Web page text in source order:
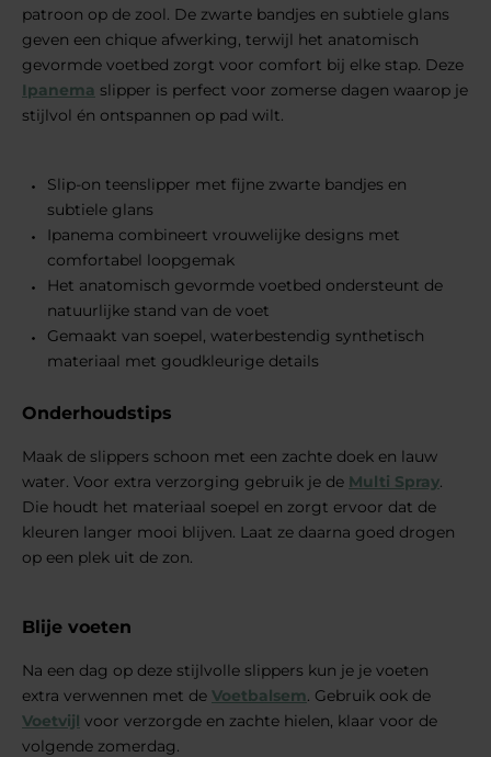
patroon op de zool. De zwarte bandjes en subtiele glans
geven een chique afwerking, terwijl het anatomisch
gevormde voetbed zorgt voor comfort bij elke stap. Deze
Ipanema slipper is perfect voor zomerse dagen waarop je
stijlvol én ontspannen op pad wilt.
Slip-on teenslipper met fijne zwarte bandjes en
subtiele glans
Ipanema combineert vrouwelijke designs met
comfortabel loopgemak
Het anatomisch gevormde voetbed ondersteunt de
natuurlijke stand van de voet
Gemaakt van soepel, waterbestendig synthetisch
materiaal met goudkleurige details
Onderhoudstips
Maak de slippers schoon met een zachte doek en lauw
water. Voor extra verzorging gebruik je de Multi Spray.
Die houdt het materiaal soepel en zorgt ervoor dat de
kleuren langer mooi blijven. Laat ze daarna goed drogen
op een plek uit de zon.
Blije voeten
Na een dag op deze stijlvolle slippers kun je je voeten
extra verwennen met de Voetbalsem. Gebruik ook de
Voetvijl voor verzorgde en zachte hielen, klaar voor de
volgende zomerdag.